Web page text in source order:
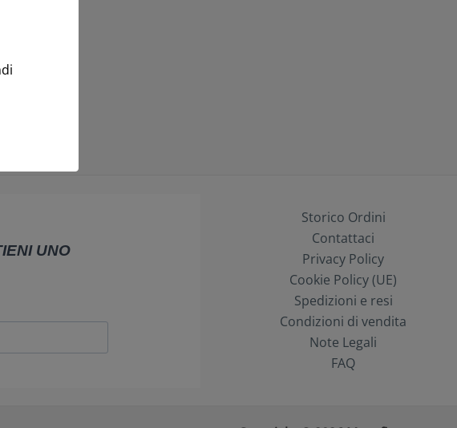
Storico Ordini
Contattaci
Privacy Policy
Cookie Policy (UE)
Spedizioni e resi
Condizioni di vendita
Note Legali
FAQ